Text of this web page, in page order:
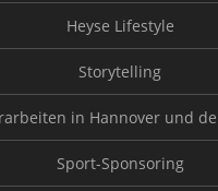
Heyse Lifestyle
Storytelling
in Hannover und
Sport-Sponsoring